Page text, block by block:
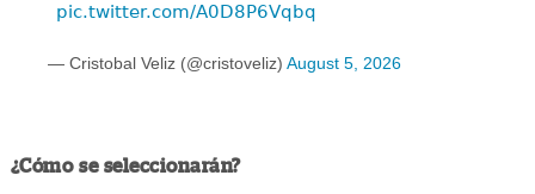
pic.twitter.com/A0D8P6Vqbq
— Cristobal Veliz (@cristoveliz) August 5, 2026
¿Cómo se seleccionarán?